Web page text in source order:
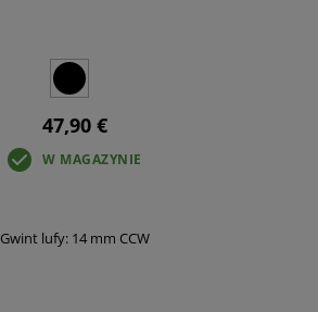
47,90 €
W MAGAZYNIE
Gwint lufy: 14 mm CCW